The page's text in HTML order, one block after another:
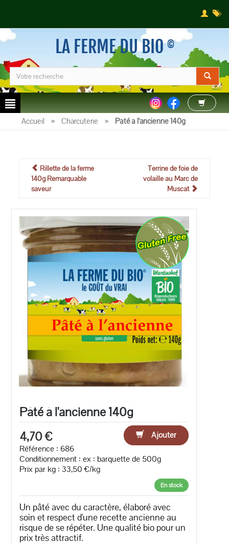
LA FERME DU BIO©
Accueil » Charcuterie » Pâté à l'ancienne 140g
Rillette de la ferme
140g Remarquable
saveur
Terrine de foie de
volaille au Marc de
Muscat
Pâté à l'ancienne 140g
4,70 €
Ajouter
Référence : 686
Conditionnement : ex : barquette de 500g
Prix par kg : 33,50 €/kg
En stock
Un pâté avec du caractère, élaboré avec
soin et respect d'une recette ancienne au
risque de se répéter. Une qualité bio pour un
prix très attractif.